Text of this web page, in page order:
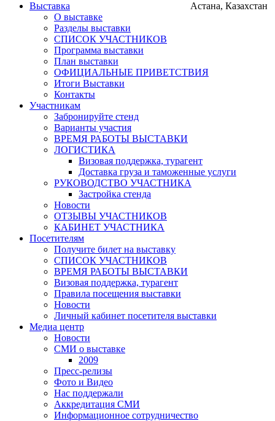
Астана, Казахстан
Выставка
О выставке
Разделы выставки
СПИСОК УЧАСТНИКОВ
Программа выставки
План выставки
ОФИЦИАЛЬНЫЕ ПРИВЕТСТВИЯ
Итоги Выставки
Контакты
Участникам
Забронируйте стенд
Варианты участия
ВРЕМЯ РАБОТЫ ВЫСТАВКИ
ЛОГИСТИКА
Визовая поддержка, турагент
Доставка груза и таможенные услуги
РУКОВОДСТВО УЧАСТНИКА
Застройка стенда
Новости
ОТЗЫВЫ УЧАСТНИКОВ
КАБИНЕТ УЧАСТНИКА
Посетителям
Получите билет на выставку
СПИСОК УЧАСТНИКОВ
ВРЕМЯ РАБОТЫ ВЫСТАВКИ
Визовая поддержка, турагент
Правила посещения выставки
Новости
Личный кабинет посетителя выставки
Медиа центр
Новости
СМИ о выставке
2009
Пресс-релизы
Фото и Видео
Нас поддержали
Аккредитация СМИ
Информационное сотрудничество